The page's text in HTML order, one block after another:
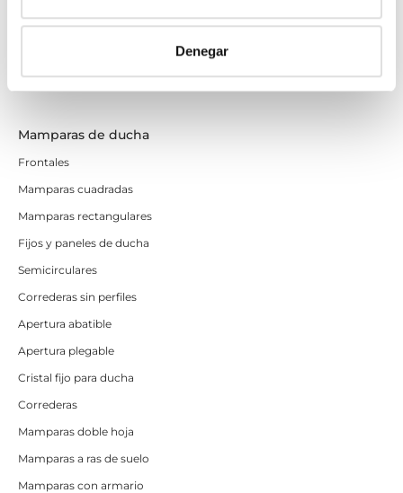
Denegar
Mamparas de bañera correderas
Mamparas de bañera sin perfilería
Plegables
Mamparas de ducha
Frontales
Mamparas cuadradas
Mamparas rectangulares
Fijos y paneles de ducha
Semicirculares
Correderas sin perfiles
Apertura abatible
Apertura plegable
Cristal fijo para ducha
Correderas
Mamparas doble hoja
Mamparas a ras de suelo
Mamparas con armario